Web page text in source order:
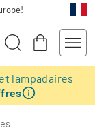
lampadaires